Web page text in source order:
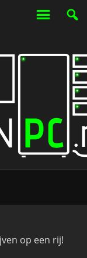
op een rij!